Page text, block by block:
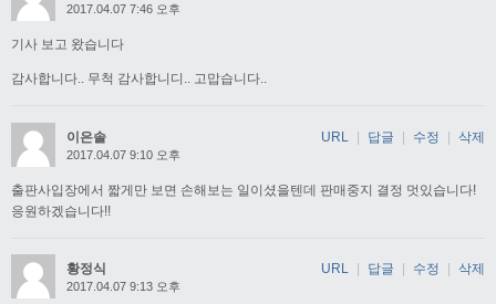
2017.04.07 7:46 오후
기사 보고 왔습니다
감사합니다.. 무척 감사합니디.. 고맙습니다..
이은솔
2017.04.07 9:10 오후
출판사입장에서 짧게만 보면 손해보는 일이셨을텐데 판매중지 결정 멋있습니다!
응원하겠습니다!!
URL | 답글 | 수정 | 삭제
황정식
2017.04.07 9:13 오후
URL 답글 수정 삭제